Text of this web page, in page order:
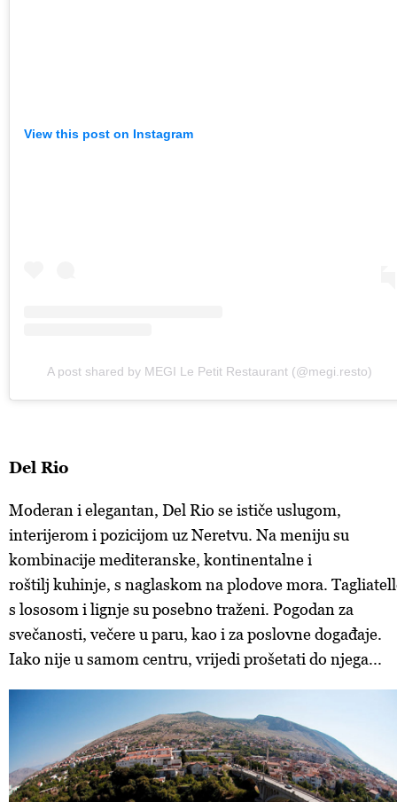
View this post on Instagram
A post shared by MEGI Le Petit Restaurant (@megi.resto)
Del Rio
Moderan i elegantan, Del Rio se ističe uslugom,
interijerom i pozicijom uz Neretvu. Na meniju su
kombinacije mediteranske, kontinentalne i
roštilj kuhinje, s naglaskom na plodove mora.
s lososom i lignje su posebno traženi. Pogodan za
svečanosti, večere u paru, kao i za poslovne događaje.
Iako nije u samom centru, vrijedi prošetati do njega...